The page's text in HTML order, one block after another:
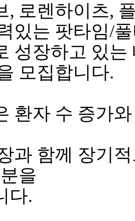
, 로렌하이츠,
있는 팟타임/
성장하고 있
모집합니다.
환자 수 증가
과 함께 장기
을
다.